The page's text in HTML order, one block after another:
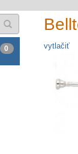
0
vytlačiť